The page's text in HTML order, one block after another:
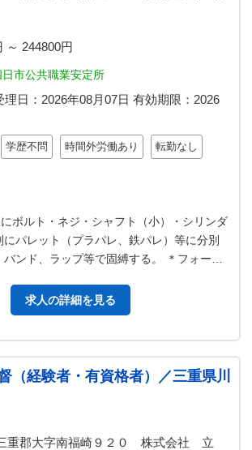
～ 244800円
日市公共職業安定所
理日： 2026年08月07日 有効期限： 2026
学歴不問 時間外労働あり 転勤なし
ボルト・ネジ・シャフト（小）・シリンダ
パレット（プラパレ、鉄パレ）等に分別
ンド、ラップ等で固縛する。 ＊フォーク
求人の詳細を見る
（経験者・有資格者）／三重県川
重郡大字南福崎９２０ 株式会社 立